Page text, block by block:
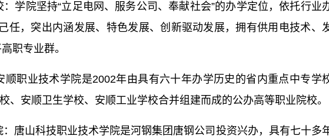
学院坚持“立足电网、服务公司、奉献社会”的办学定位，依托行业
任，突出内涵发展、特色发展、创新驱动发展，拥有供用电技术、
职专业群。
顺职业技术学院是2002年由具有六十年办学历史的省内重点中专学
、安顺卫生学校、安顺工业学校合并组建而成的公办高等职业院校。
唐山科技职业技术学院是河钢集团唐钢公司投资兴办，具有七十多